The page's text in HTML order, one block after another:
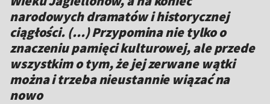
narodowych dramatów i historycznej
ciągłości. (...) Przypomina nie tylko o
znaczeniu pamięci kulturowej, ale przede
wszystkim o tym, że jej zerwane wątki
można i trzeba nieustannie wiązać na
nowo